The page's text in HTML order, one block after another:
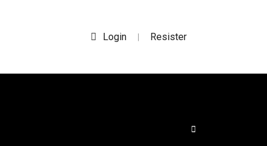
Login | Resister